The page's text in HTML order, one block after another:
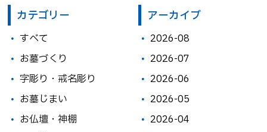
カテゴリー
すべて
お墓づくり
字彫り・戒名彫り
お墓じまい
お仏壇・神棚
アーカイブ
2026-08
2026-07
2026-06
2026-05
2026-04